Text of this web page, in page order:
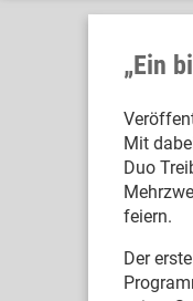
„Ein
Mit
Duo
feiern.
Der